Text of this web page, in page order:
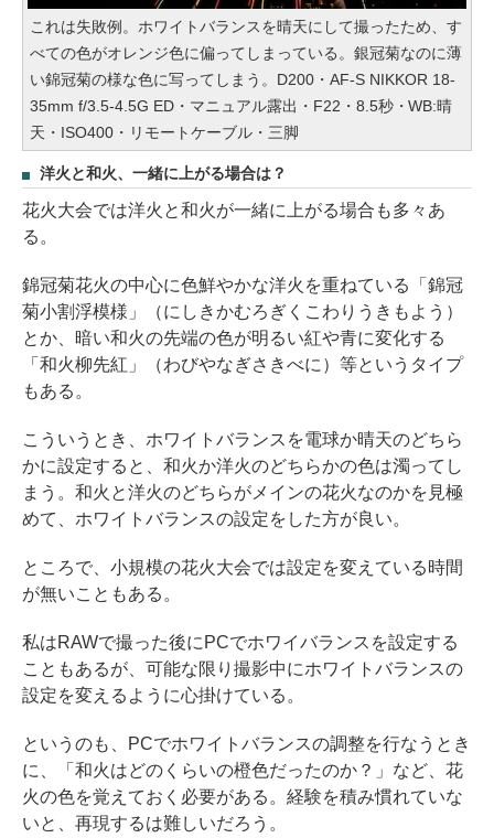
これは失敗例。ホワイトバランスを晴天にして撮ったため、す
べての色がオレンジ色に偏ってしまっている。銀冠菊なのに薄
い錦冠菊の様な色に写ってしまう。D200・AF-S NIKKOR 18-
35mm f/3.5-4.5G ED・マニュアル露出・F22・8.5秒・WB:晴
天・ISO400・リモートケーブル・三脚
洋火と和火、一緒に上がる場合は？
花火大会では洋火と和火が一緒に上がる場合も多々あ
る。
錦冠菊花火の中心に色鮮やかな洋火を重ねている「錦冠
菊小割浮模様」（にしきかむろぎくこわりうきもよう）
とか、暗い和火の先端の色が明るい紅や青に変化する
「和火柳先紅」（わびやなぎさきべに）等というタイプ
もある。
こういうとき、ホワイトバランスを電球か晴天のどちら
かに設定すると、和火か洋火のどちらかの色は濁ってし
まう。和火と洋火のどちらがメインの花火なのかを見極
めて、ホワイトバランスの設定をした方が良い。
ところで、小規模の花火大会では設定を変えている時間
が無いこともある。
私はRAWで撮った後にPCでホワイバランスを設定する
こともあるが、可能な限り撮影中にホワイトバランスの
設定を変えるように心掛けている。
というのも、PCでホワイトバランスの調整を行なうとき
に、「和火はどのくらいの橙色だったのか？」など、花
火の色を覚えておく必要がある。経験を積み慣れていな
いと、再現するは難しいだろう。